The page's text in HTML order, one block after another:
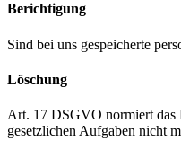
Berichtigung
Sind bei uns gespeicherte
Löschung
Art. 17 DSGVO normiert das
gesetzlichen Aufgaben nicht